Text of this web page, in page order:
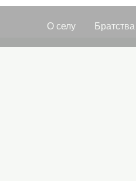
О селу Братства